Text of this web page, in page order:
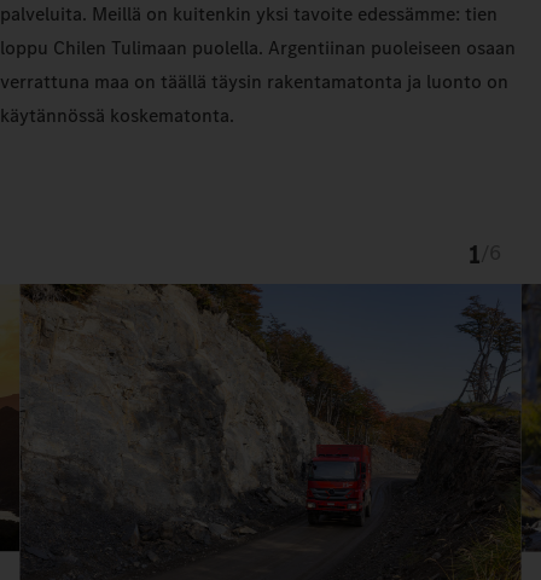
palveluita. Meillä on kuitenkin yksi tavoite edessämme: tien
loppu Chilen Tulimaan puolella. Argentiinan puoleiseen osaan
verrattuna maa on täällä täysin rakentamatonta ja luonto on
käytännössä koskematonta.
1